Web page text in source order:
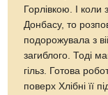
Горлівкою. І
Донбасу, то
подорожувала з
загиблого. Тоді
гільз. Готова
поверх Хлібні її